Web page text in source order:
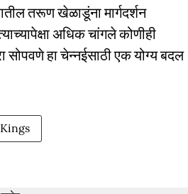
तरूण खेळाडूंना मार्गदर्शन
अधिक चांगले कोणीही
हा चेन्नईसाठी एक योग्य बदल